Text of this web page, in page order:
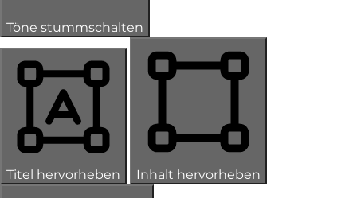
Töne stummschalten
Titel hervorheben Inhalt hervorheben